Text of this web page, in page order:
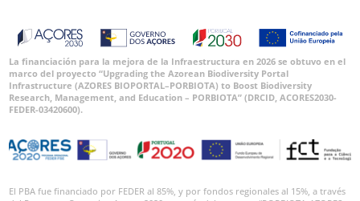
La financiación para la mejora de la Infraestructura en 2026 se obtuvo en el
marco del proyecto “Upgrading the Azorean Biodiversity Portal
Infrastructure (AZORES BIOPORTAL–PORBIOTA) to Boost Biodiversity
Research, Management, and Education – PORBIOTA” (DRCID, ACORES2030-
FEDER-03420600).
El PBA fue financiado por FEDER al 85%, y por fondos regionales al 15%, a través